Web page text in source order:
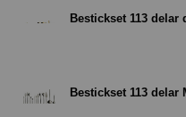
Bestickset 113
Bestickset 113